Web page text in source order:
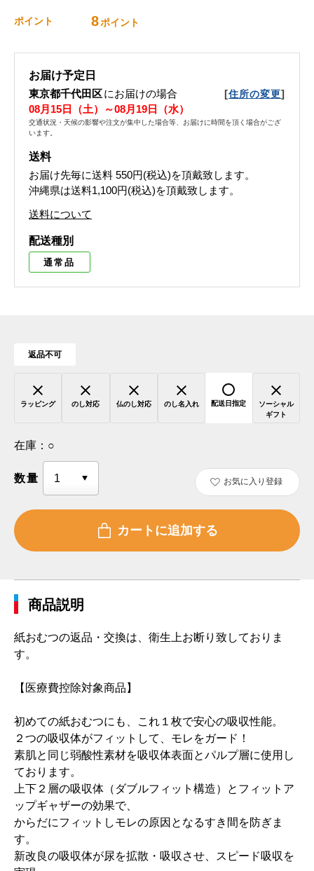
ポイント 8ポイント
お届け予定日
東京都千代田区にお届けの場合 [住所の変更]
08月15日（土）～08月19日（水）
交通状況・天候の影響や注文が集中した場合等、お届けに時間を頂く場合がござ
います。
送料
お届け先毎に送料 550円(税込)を頂戴致します。
沖縄県は送料1,100円(税込)を頂戴致します。
送料について
配送種別
通常品
返品不可
ラッピング のし対応 仏のし対応 のし名入れ 配送日指定
ソーシャル
ギフト
在庫： ○
数量 お気に入り登録
商品説明
紙おむつの返品・交換は、衛生上お断り致しておりま
す。
【医療費控除対象商品】
初めての紙おむつにも、これ１枚で安心の吸収性能。
２つの吸収体がフィットして、モレをガード！
素肌と同じ弱酸性素材を吸収体表面とパルプ層に使用し
ております。
上下２層の吸収体（ダブルフィット構造）とフィットア
ップギャザーの効果で、
からだにフィットしモレの原因となるすき間を防ぎま
す。
新改良の吸収体が尿を拡散・吸収させ、スピード吸収を